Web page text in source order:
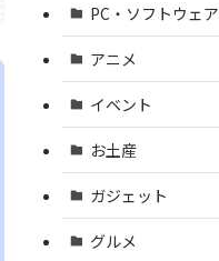
PC・ソフトウェア
アニメ
イベント
お土産
ガジェット
グルメ